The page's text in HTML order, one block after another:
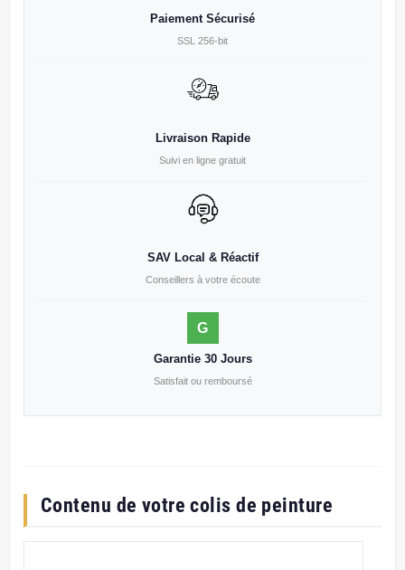
Paiement Sécurisé
SSL 256-bit
Livraison Rapide
Suivi en ligne gratuit
SAV Local & Réactif
Conseillers à votre écoute
G
Garantie 30 Jours
Satisfait ou remboursé
Contenu de votre colis de peinture